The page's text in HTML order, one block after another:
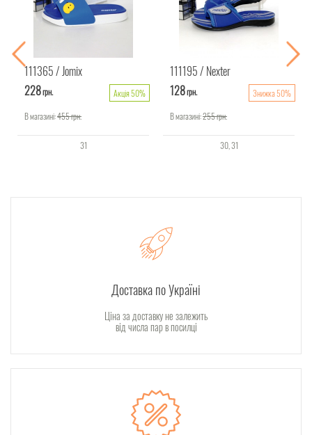
111365 Jomix
228грн.
Акція 50%
В магазині:455грн.
31
111195 Nexter
128грн.
Знижка 50%
В магазині:255грн.
30 31
Доставка по Україні
Ціна за доставку не залежить
від числа пар в посилці